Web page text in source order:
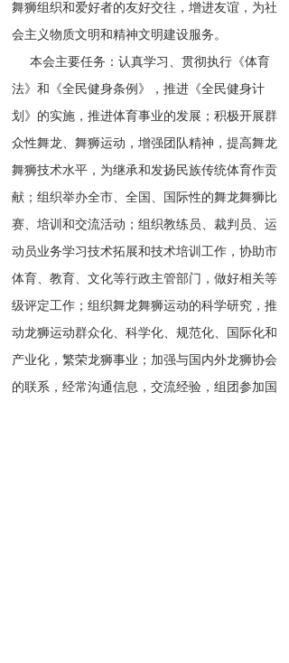
舞狮组织和爱好者的友好交往，增进友谊，为社
会主义物质文明和精神文明建设服务。
法》和《全民健身条例》，推进《全民健身计
划》的实施，推进体育事业的发展；积极开展群
众性舞龙、舞狮运动，增强团队精神，提高舞龙
舞狮技术水平，为继承和发扬民族传统体育作贡
献；组织举办全市、全国、国际性的舞龙舞狮比
赛、培训和交流活动；组织教练员、裁判员、运
动员业务学习技术拓展和技术培训工作，协助市
体育、教育、文化等行政主管部门，做好相关等
级评定工作；组织舞龙舞狮运动的科学研究，推
动龙狮运动群众化、科学化、规范化、国际化和
产业化，繁荣龙狮事业；加强与国内外龙狮协会
的联系，经常沟通信息，交流经验，组团参加国